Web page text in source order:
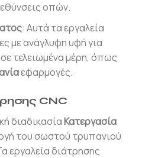
οπών.
: Αυτά τα εργαλεία
με ανάγλυφη υφή για
τελειωμένα μέρη, όπως
εφαρμογές.
CNC
διαδικασίαΚατεργασία
του σωστού τρυπανιού
εργαλεία διάτρησης